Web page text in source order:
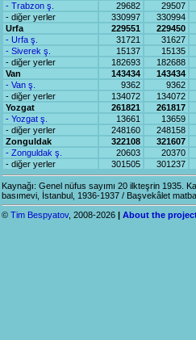
- Trabzon ş.
29682 29507
- diğer yerler
330997 330994
Urfa
229551 229450
- Urfa ş.
31721 31627
- Siverek ş.
15137 15135
- diğer yerler
182693 182688
Van
143434 143434
- Van ş.
9362 9362
- diğer yerler
134072 134072
Yozgat
261821 261817
- Yozgat ş.
13661 13659
- diğer yerler
248160 248158
Zonguldak
322108 321607
- Zonguldak ş.
20603 20370
- diğer yerler
301505 301237
Kaynağı: Genel nüfus sayımı 20 ilkteşrin 1935.
basımevi, İstanbul, 1936-1937 / Başvekâlet
© Tim Bespyatov, 2008-2026 About the